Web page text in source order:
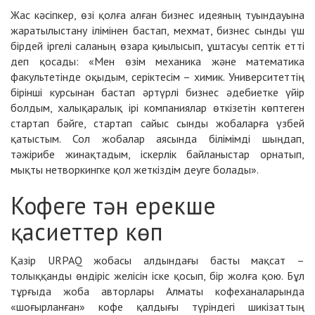
Жас кәсіпкер, өзі қолға алған бизнес идеяның туындауына
жаратылыстану ілімінен бастап, мехмат, бизнес сынды үш
бірдей іргелі саланың өзара қиылысып, ұштасуы септік етті
деп қосады: «Мен өзім механика және математика
факультетінде оқыдым, серіктесім – химик. Университеттің
бірінші курсынан бастап әртүрлі бизнес әдебиетке үйір
болдым, халықаралық ірі компаниялар өткізетін көптеген
стартап бәйге, стартап сайыс сынды жобаларға үзбей
қатыстым. Сол жобалар аясында білімімді шыңдап,
тәжірибе жинақтадым, іскерлік байланыстар орнатып,
мықты нетворкингке қол жеткіздім деуге болады».
Кофеге тән ерекше
қасиеттер көп
Қазір URPAQ жобасы алдындағы басты мақсат –
толыққанды өндіріс желісін іске қосып, бір жолға қою. Бұл
тұрғыда жоба авторлары Алматы кофеханаларында
«шоғырланған» кофе қалдығы түріндегі шикізаттың